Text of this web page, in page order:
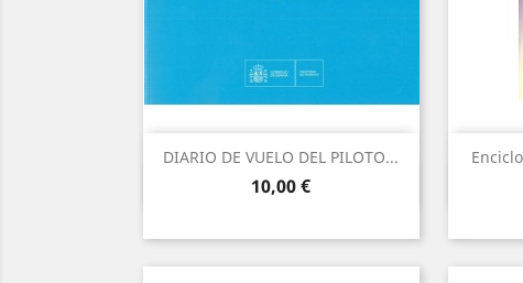
DIARIO DE VUELO DEL PILOTO...
Preu
10,00 €
Vista ràpida